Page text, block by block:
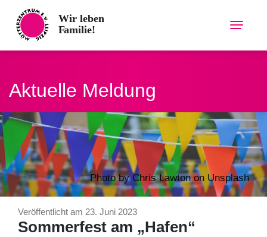
content
Aktuelle Meldung
Photo by Chris Lawton on Unsplash
Veröffentlicht am 23. Juni 2023
Sommerfest am „Hafen“